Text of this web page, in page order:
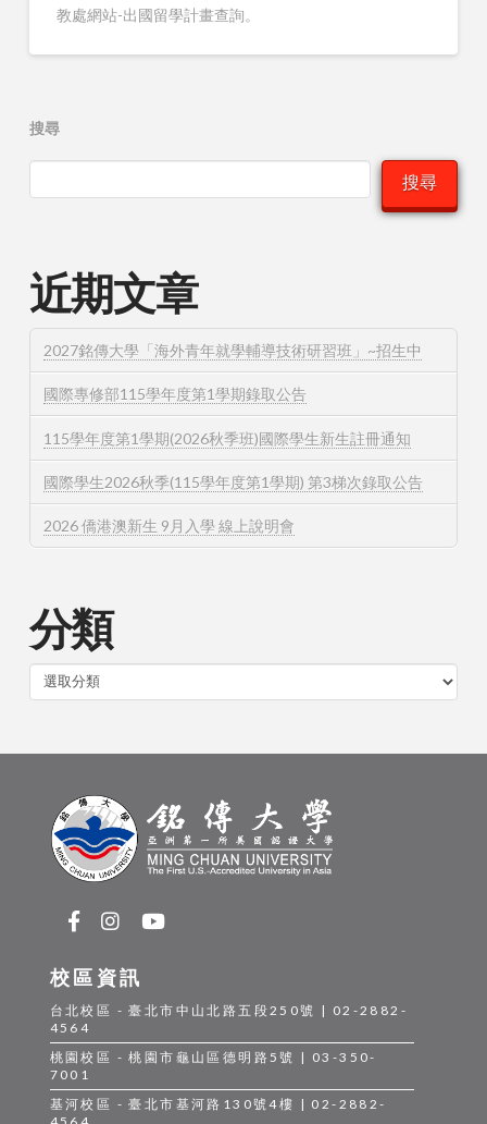
教處網站-出國留學計畫查詢。
搜尋
搜尋
近期文章
2027銘傳大學「海外青年就學輔導技術研習班」~招生中
國際專修部115學年度第1學期錄取公告
115學年度第1學期(2026秋季班)國際學生新生註冊通知
國際學生2026秋季(115學年度第1學期) 第3梯次錄取公告
2026 僑港澳新生 9月入學 線上說明會
分類
類
校區資訊
台北校區 - 臺北市中山北路五段250號 | 02-2882-
4564
桃園校區 - 桃園市龜山區德明路5號 | 03-350-
7001
基河校區 - 臺北市基河路130號4樓 | 02-2882-